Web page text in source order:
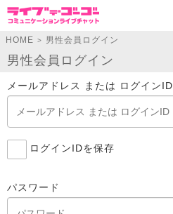
HOME > 男性会員ログイン
男性会員ログイン
メールアドレス または ログインID
ログインIDを保存
パスワード